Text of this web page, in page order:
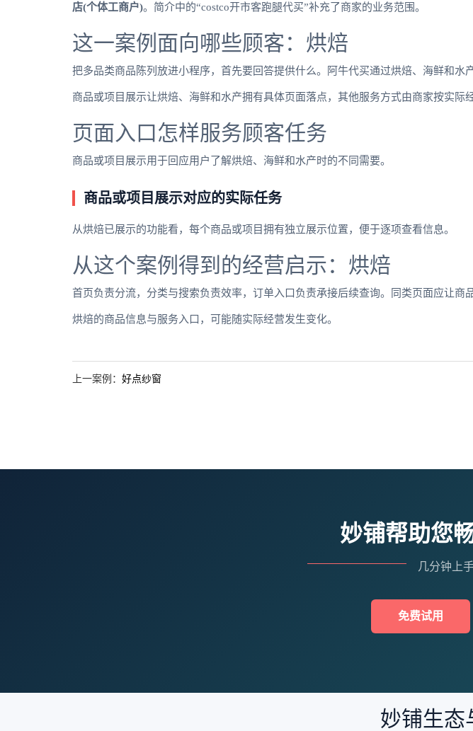
店(个体工商户)。简介中的“costco开市客跑腿代买”补充了商家的业务范围。
这一案例面向哪些顾客：烘焙
把多品类商品陈列放进小程序，首先要回答提供什么。阿牛代买通过烘焙、海鲜和水
商品或项目展示让烘焙、海鲜和水产拥有具体页面落点，其他服务方式由商家按实际
页面入口怎样服务顾客任务
商品或项目展示用于回应用户了解烘焙、海鲜和水产时的不同需要。
商品或项目展示对应的实际任务
从烘焙已展示的功能看，每个商品或项目拥有独立展示位置，便于逐项查看信息。
从这个案例得到的经营启示：烘焙
首页负责分流，分类与搜索负责效率，订单入口负责承接后续查询。同类页面应让商
烘焙的商品信息与服务入口，可能随实际经营发生变化。
上一案例： 好点纱窗
妙铺帮助您
几分钟上
免费试用
妙铺生态